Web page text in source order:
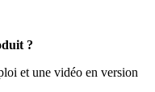
?
et une vidéo en version